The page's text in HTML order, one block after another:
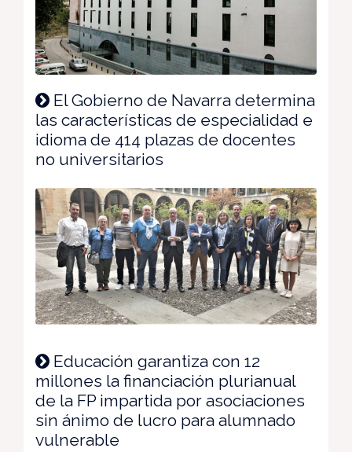
El Gobierno de Navarra determina
las características de especialidad e
idioma de 414 plazas de docentes
no universitarios
Educación garantiza con 12
millones la financiación plurianual
de la FP impartida por asociaciones
sin ánimo de lucro para alumnado
vulnerable